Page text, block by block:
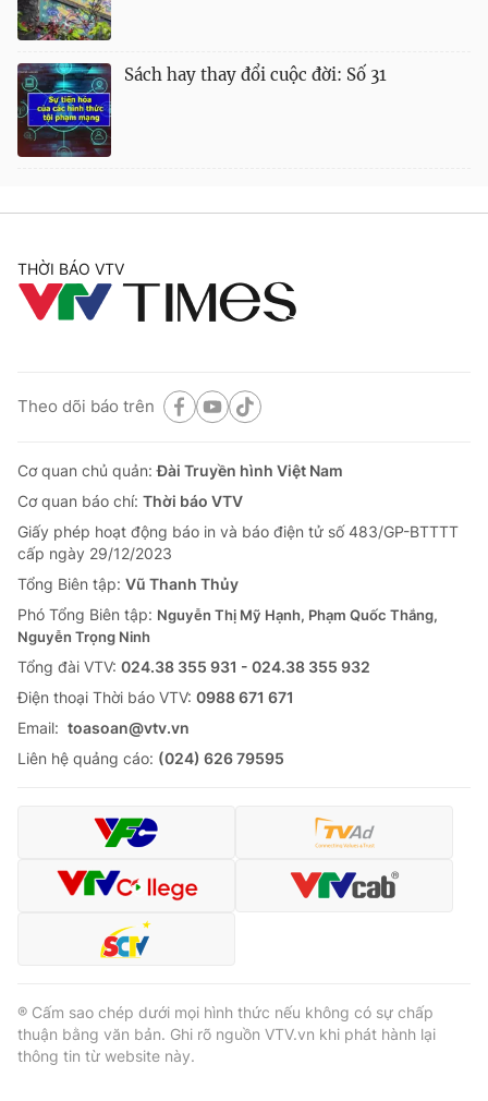
Sách hay thay đổi cuộc đời: Số 31
THỜI BÁO VTV
Theo dõi báo trên
Cơ quan chủ quản:Đài Truyền hình Việt Nam
Cơ quan báo chí: Thời báo VTV
Giấy phép hoạt động báo in và báo điện tử số 483/GP-BTTTT
cấp ngày 29/12/2023
Tổng Biên tập: Vũ Thanh Thủy
Phó Tổng Biên tập: Nguyễn Thị Mỹ Hạnh, Phạm Quốc Thắng,
Nguyễn Trọng Ninh
Tổng đài VTV: 024.38 355 931 - 024.38 355 932
Ðiện thoại Thời báo VTV: 0988 671 671
Email: toasoan@vtv.vn
Liên hệ quảng cáo: (024) 626 79595
® Cấm sao chép dưới mọi hình thức nếu không có sự chấp
thuận bằng văn bản. Ghi rõ nguồn VTV.vn khi phát hành lại
thông tin từ website này.